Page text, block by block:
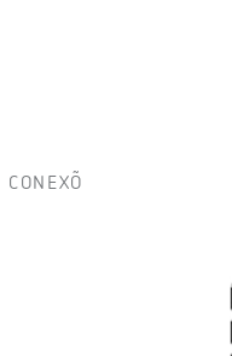
CONEXÕ